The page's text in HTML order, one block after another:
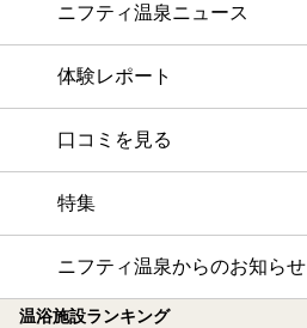
ニフティ温泉ニュース
体験レポート
口コミを見る
特集
ニフティ温泉からのお知らせ
温浴施設ランキング